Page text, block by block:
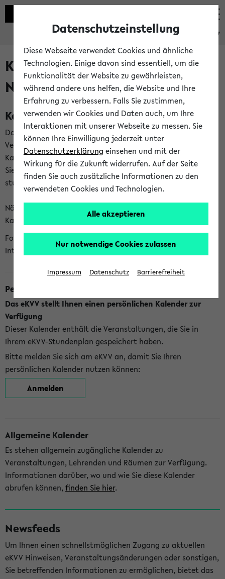
eKVV
Kalenderintegration und
Newsfeeds
Kalenderintegration
Das eKVV bietet Ihnen die Möglichkeit,
Veranstaltungstermine in eine Vielzahl von
Kalenderanwendungen einzubinden. Auf diese Weise können
Sie einen gemeinsamen Überblick über Ihre privaten und
studienbezogenen Termine erhalten.
Näheres zu Vorteilen und Funktionsweise der
Kalenderintegration können Sie auf unserer
Folgende Kalender bietet Ihnen das eKVV derzeit zur
Integration an:
Persönlicher Kalender
Das eKVV stellt Ihnen einen persönlichen Kalender zur
Verfügung
Dieser Kalender enthält die Veranstaltungen, die Sie in
Ihrem eKVV-Stundenplan gespeichert haben.
Bitte melden Sie sich am eKVV an, damit Sie Ihren
persönlichen Kalender nutzen können:
Anmelden
Allgemeine Kalender
Es stehen allgemein zugängliche Kalender zu
Veranstaltungen, Lehrenden und Räumen zur Verfügung.
Informationen darüber, wo und wie Sie diese Kalender
abrufen können, finden Sie hier.
Newsfeeds
Um Ihnen einen schnellstmöglichen Zugang zu aktuellen
eKVV Hinweisen, Veranstaltungsänderungen oder sonstigen,
Sie betreffenden Informationen zu ermöglichen, bietet das
Datenschutzeinstellung
Diese Webseite verwendet Cookies und ähnliche
Technologien. Einige davon sind essentiell, um die
Funktionalität der Website zu gewährleisten,
während andere uns helfen, die Website und Ihre
Erfahrung zu verbessern. Falls Sie zustimmen,
verwenden wir Cookies und Daten auch, um Ihre
Interaktionen mit unserer Webseite zu messen. Sie
können Ihre Einwilligung jederzeit unter
Datenschutzerklärung einsehen und mit der
Wirkung für die Zukunft widerrufen. Auf der Seite
finden Sie auch zusätzliche Informationen zu den
verwendeten Cookies und Technologien.
Alle akzeptieren
Nur notwendige Cookies zulassen
Impressum Datenschutz Barrierefreiheit